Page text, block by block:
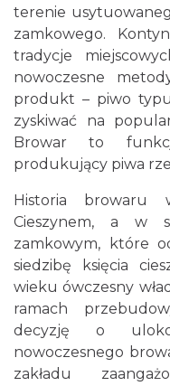
terenie
zamkowego.
tradycje
nowoczesne
produkt – piwo
zyskiwać na
Browar to
produkujący piwa
Historia browaru
Cieszynem, a w
zamkowym, które
siedzibę księcia
wieku ówczesny
ramach
decyzję o
nowoczesnego
zakładu